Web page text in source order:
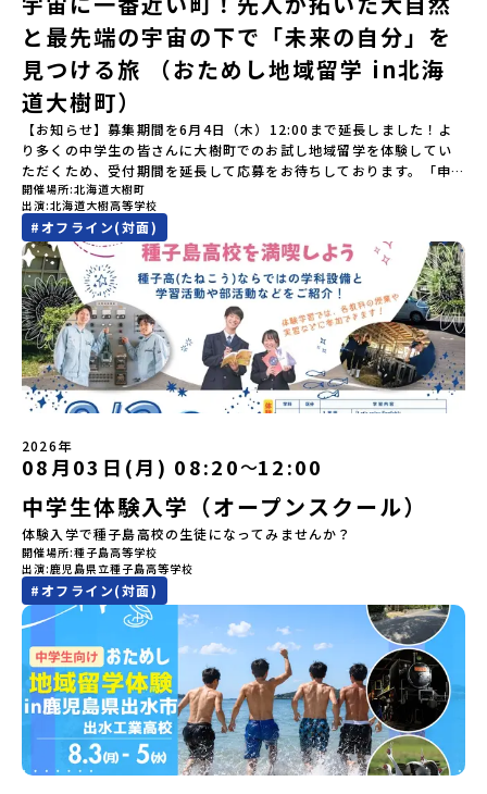
駅※12：00までにJR有田駅に到着する便で手配ください。【解散場
所・時間】7月5日(日) 13：00頃 JR有田駅【対象】中学2年生、中
学3年生【宿泊先】ありこや（佐賀県西松浦郡有田町）※地域みらい
留学生が活用している宿泊施設（シェアハウス）です。※1室1名で
宿泊いただく予定です。 【旅行代金】無料※旅行代金に含まれる費
用のうち、以下の内容が無料となります：・宿泊費（1泊分）・プロ
グラム内のアクティビティ・体験費用・一部の食事代*以下の費用は
参加者のご負担となります・集合場所までの往復交通費・お土産代
や自由時間の個人飲食費などの個人的費用【募集人数】最大5名（お
申し込み多数の場合は抽選の上決定）【参加者決定】お申し込み多
数の場合は、締め切り後1週間を目途に当落結果をご連絡いたしま
す。【申し込み受付期間】5月7日(木)12：00 から 5月21日(木)
12：00まで疑問も不安もワクワクに変える！「おためし地域留学」
ステップアップ説明会プログラムの内容を詳しく知りたい方や、お
申し込みを迷われている方向けにZoomでのオンライン配信を行い
ます。知りたい情報のレベルに合わせて、以下の2つのステップをご
活用ください。【STEP 1】全体オンライン説明会〜まずは「おため
し地域留学」を知りたい方へ〜日本全国20以上の地域から選んで参
加できる「おためし地域留学」の全体像や魅力について、説明会を
開催しました。中学生一人での参加にあたり、保護者様が特に気に
なる「安全面」や「事務局のサポート体制」についても詳しく解説
しています。ぜひ、ご自宅からお気軽にご視聴ください。▶︎ [アーカ
イブ動画を視聴する]YouTube：
https://youtu.be/Yt8nd04aNgA?
si=e5erbspvwz5O8_uF【STEP 2】有田町プログラム説明会〜
「有田町」の内容を具体的に深掘りしたい方へ〜全体説明を聞いた
うえで、「有田町では具体的に何をするの？」「どんな町なの？」
という疑問にお答えする説明会です。有田町ならではの豊かな文化
や、2泊3日のプログラムの中身をたっぷりとお伝えします。日
時： 5月11日(月) 19：00〜19：40内 容： 有田町ってどんなとこ
ろ？、プログラム詳細解説、質疑応答お申し込み：https://c-
mirai.jp/events/068058お気軽にどうぞ！「はじめての一人旅だ
けど大丈夫？」「どんな体験ができるの？」そんな保護者様の不安
や、中学生のみなさんの素朴な疑問にスタッフが直接お答えしま
す。チャットでの質問も可能ですので、ぜひご自宅からリラックス
してご参加ください。▼お申し込み前に必ずご確認ください・参加
規約への同意プログラムへの参加申し込みいただく前に、「お申し
込みに関する各規約」への同意が必須となります。ご確認くださ
い圧倒的スケールの自然を味わうことができます。さらに、源義経
（みなもとのよしつね）とも縁が深いとされている地域で、義経を
祀った神社や公園などが存在し、アイヌ民族と日本の歴史を交差す
る瞬間を肌で体感できる町です。北の大地で育まれた「アイヌ文
化」とは？「アイヌ」の文化は北海道を中心とした北部周辺で、先
住民族である「アイヌ民族」によって大切に育まれてきた文化で
す。日本語とは異なる響きを持つ「アイヌ語」や、自然界のあらゆ
る物に「魂」が宿ると考える「精神文化」、祭りや家庭での行事な
どに踊られる「古式舞踊」、独特の文様による刺繍（ししゅう）、
木彫り等の工芸など、ユニークな文化が存在します。アイヌ文化で
は、人間のまわりに存在する生き物や自然のチカラ、暮らしの道具
のうち、人間にとって大切な役割を持っているものを「カムイ」と
呼んでいます。いつも自分たちを見守ってくれているもの、例え
ば、身近な動植物や、暮らしに欠かせない火、水、風、そして雄大
な山や川などもすべて「カムイ」です。この文化と精神性をテーマ
にした大人気マンガ「ゴールデンカムイ」は、累計3000万部以上販
売され、2026年3月に映画の続編も公開されるなど注目を集めてい
ます。今回は、平取町の中でもアイヌ文化に触れることのできる
「二風谷（にぶたに）コタン」へ出発！アイヌの家や暮らし、食な
どを体感することができます。ぜひ現地で味わってみてください
生との特別な交流この旅の大きな魅力は、地元の「平取高校」の先
輩たちと過ごす時間です。 ただ校舎を眺める見学ではありません。
高校生が自ら企画したアクティビティを通じて、年の近い先輩たち
と本音で交流することができます。魅力的な大人たちと対話をしな
がら町の歴史や「生き方」を学ぶことができ、大充実の2泊3日にな
ること間違いなし！そんなユニークな魅力がたっぷりつまった北海
道平取町へ、人生の可能性をひらく特別な旅に出発しませんか？体
験のおすすめポイント体験プログラム内容（予定）＜1日目＞
（PM）「オリエンテーション・自己紹介ワーク」「高校生企画①-
遊び編-」 -平取高校生と仲を深める「びらとりの歴史・文化を知
る！アイヌ文化フィールドワーク」 -アイヌ文化博物館でアイヌ文
化を理解する -アイヌ伝統文化を感じるアクティビティ「1日を振
り返るーみんなで体験シェア」＜2日目＞（AM）「平取高校見学・
寮見学」 -平取高校の特徴を知る学校体験 -在校生との対話「高
校生企画②-町の紹介編-」 -ビンゴをしながら町を知ろう！（PM）
「自然と農を感じる！農業アクティビティ」 -平取特産の「びらと
と最先端の宇宙の下で「未来の自分」を
見つける旅 （おためし地域留学 in北海
道大樹町）
【お知らせ】募集期間を6月4日（木）12:00まで延長しました！よ
り多くの中学生の皆さんに大樹町でのお試し地域留学を体験してい
ただくため、受付期間を延長して応募をお待ちしております。「申
し込みのタイミングを逃してしまった」という方も、この機会にぜ
ひ一歩踏み出してみませんか？※都合により締め切りを早める場合
がございます。お早目にご応募ください！-------------------------
-------------------＼返還不要・3年間最大72万／💡北海道の高校留
学に【毎月2万円】の給付型奨学金～夢に向かって一歩踏み出す、あ
なたの未来を応援！～ 詳細・条件はこちらから------------------
--------------------------ーーーーーーーーーーーーーーーーーー
ーーーーーーーーーーーーーー＜体験費・宿泊費が無料！＞民間ロ
ケットの打ち上げ成功で話題になった町！ 北海道の「宇宙版シリコ
ンバレー」を目指す大樹町で、最先端テクノロジーとどこまでも続
く大自然を肌で感じてみませんか？「地元以外の地域の暮らしが気
になる。いつか留学してみたい！」「自分の進学や将来の可能性を
もっとひらきたい！ 」「自然が好きでもっと触れてあそびたい！」
そんな中学生のみなさんにおすすめ！「おためし地域留学体験」
は、日本全国約200の高校と連携し、地域の枠を超えて学校生活を送
る「地域みらい留学」をプチ体験できるプログラムです。はじめて
のひとり旅でも安心！現地でもスタッフがしっかりとサポートいた
します。今回のフィールドは「北海道 大樹町（たいきちょう）」北
海道の東部、十勝の南部に位置する大樹町（たいきちょう）。西に
日高山脈（ひだかさんみゃく）が連なり、東は太平洋に面した自然
豊かな町です。酪農を主体とした農業や漁業、林業が盛んであると
同時に、「宇宙に一番近い町」として航空宇宙産業の誘致を進める
ユニークな顔を持っています 。見上げるほど大きな山々が連なる
「日高山脈（ひだかさんみゃく）」の絶景！牛たちがのんびりと過
ごす放牧地や、海が見える珍しい温泉。日本一の清流に選ばれたこ
ともある「歴舟川（れきふねがわ）」。 他の地域では見ることので
きない圧倒的スケールの自然と、新しい産業が交差する瞬間を肌で
体感できる町です。北の大地で脈々と受け継がれる 「フロンティア
スピリッツ」を体感！ 「フロンティアスピリッツ（開拓者精神）」
開催場所 北海道大樹町
出演 北海道大樹高等学校
#オフライン(対面)
2026年
08月03日(月) 08:20〜12:00
中学生体験入学（オープンスクール）
体験入学で種子島高校の生徒になってみませんか？
開催場所 種子島高等学校
出演 鹿児島県立種子島高等学校
#オフライン(対面)